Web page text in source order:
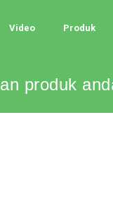
Video Produk
produk